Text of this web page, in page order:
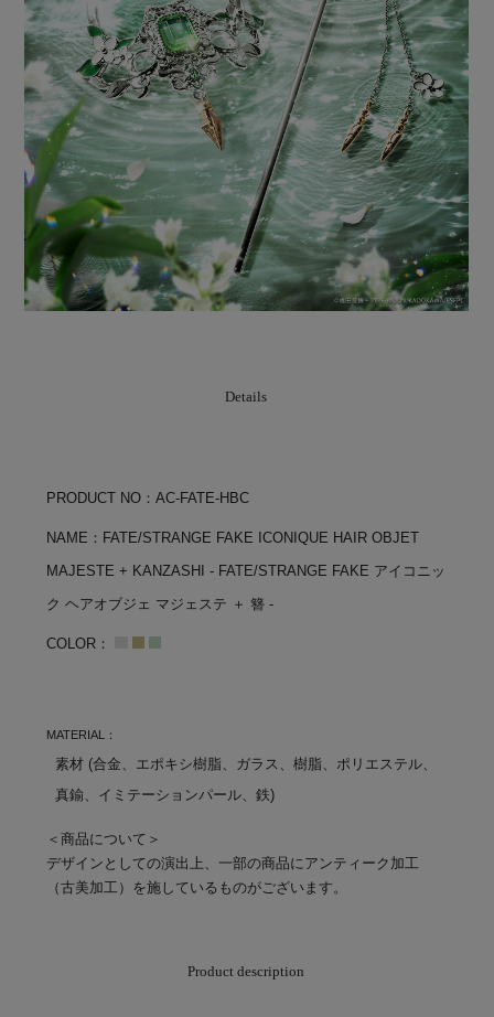
Details
PRODUCT NO：AC-FATE-HBC
NAME：FATE/STRANGE FAKE ICONIQUE HAIR OBJET
MAJESTE + KANZASHI - FATE/STRANGE FAKE アイコニッ
ク ヘアオブジェ マジェステ ＋ 簪 -
COLOR：
MATERIAL：
素材 (合金、エポキシ樹脂、ガラス、樹脂、ポリエステル、
真鍮、イミテーションパール、鉄)
＜商品について＞
デザインとしての演出上、一部の商品にアンティーク加工
（古美加工）を施しているものがございます。
Product description